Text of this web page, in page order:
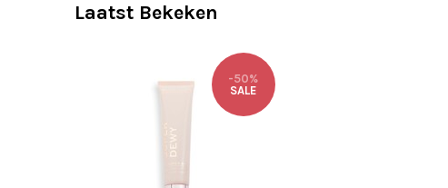
Laatst Bekeken
-50%
SALE